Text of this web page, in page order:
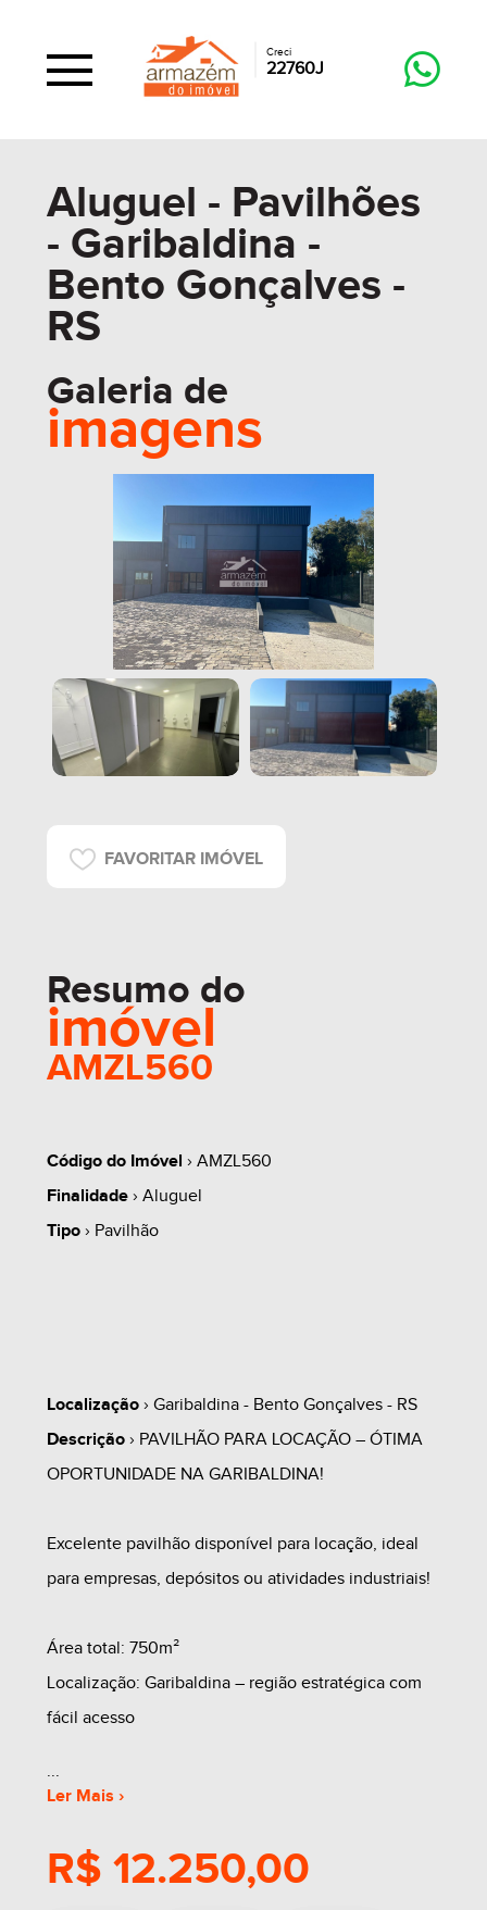
Creci
22760J
Aluguel - Pavilhões
- Garibaldina -
Bento Gonçalves -
RS
Galeria de
imagens
FAVORITAR IMÓVEL
Resumo do
imóvel
AMZL560
Código do Imóvel › AMZL560
Finalidade› Aluguel
Tipo› Pavilhão
Localização› Garibaldina - Bento Gonçalves - RS
Descrição› PAVILHÃO PARA LOCAÇÃO – ÓTIMA
OPORTUNIDADE NA GARIBALDINA!
Excelente pavilhão disponível para locação, ideal
para empresas, depósitos ou atividades industriais!
Área total: 750m²
Localização: Garibaldina – região estratégica com
fácil acesso
Destaques do imóvel:
Ótima logística para carga e descarga
Fácil acesso para caminhões
Ler Mais ›
R$ 12.250,00